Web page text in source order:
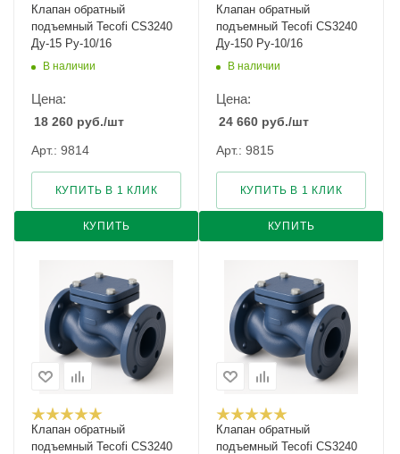
Клапан обратный
подъемный Tecofi CS3240
Ду-15 Ру-10/16
В наличии
Цена:
18 260 руб./шт
Арт.: 9814
КУПИТЬ
КУПИТЬ В 1 КЛИК
Клапан обратный
подъемный Tecofi CS3240
Ду-150 Ру-10/16
В наличии
Цена:
24 660 руб./шт
Арт.: 9815
КУПИТЬ
КУПИТЬ В 1 КЛИК
Клапан обратный
подъемный Tecofi CS3240
Клапан обратный
подъемный Tecofi CS3240